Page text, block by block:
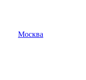
Москва